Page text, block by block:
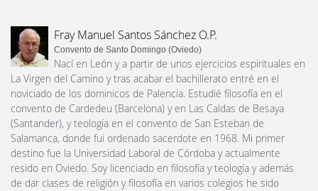
Fray Manuel Santos Sánchez O.P.
Convento de Santo Domingo (Oviedo)
Nací en León y a partir de unos ejercicios espirituales en
La Virgen del Camino y tras acabar el bachillerato entré en el
noviciado de los dominicos de Palencia. Estudié filosofía en el
convento de Cardedeu (Barcelona) y en Las Caldas de Besaya
(Santander), y teología en el convento de San Esteban de
Salamanca, donde fui ordenado sacerdote en 1968. Mi primer
destino fue la Universidad Laboral de Córdoba y actualmente
resido en Oviedo. Soy licenciado en filosofía y teología y además
de dar clases de religión y filosofía en varios colegios he sido